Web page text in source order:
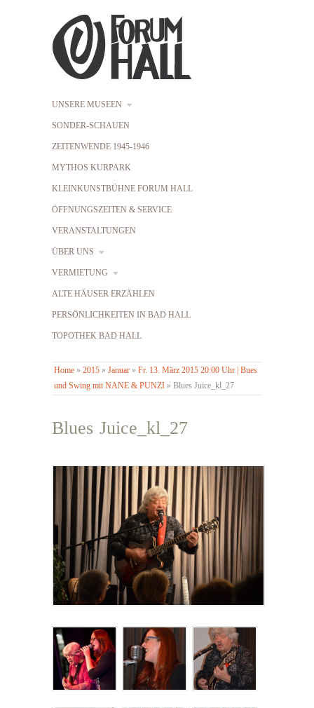
UNSERE MUSEEN
SONDER-SCHAUEN
ZEITENWENDE 1945-1946
MYTHOS KURPARK
KLEINKUNSTBÜHNE FORUM HALL
ÖFFNUNGSZEITEN & SERVICE
VERANSTALTUNGEN
ÜBER UNS
VERMIETUNG
ALTE HÄUSER ERZÄHLEN
PERSÖNLICHKEITEN IN BAD HALL
TOPOTHEK BAD HALL
Home » 2015 » Januar » Fr. 13. März 2015 20:00 Uhr | Bues
und Swing mit NANE & PUNZI » Blues Juice_kl_27
Blues Juice_kl_27